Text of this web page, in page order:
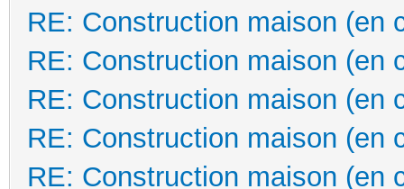
RE: Construction maison (en
RE: Construction maison (en
RE: Construction maison (en
RE: Construction maison (en
RE: Construction maison (en